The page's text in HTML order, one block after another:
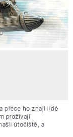
přece ho znají lidé
prožívají
útočiště, a